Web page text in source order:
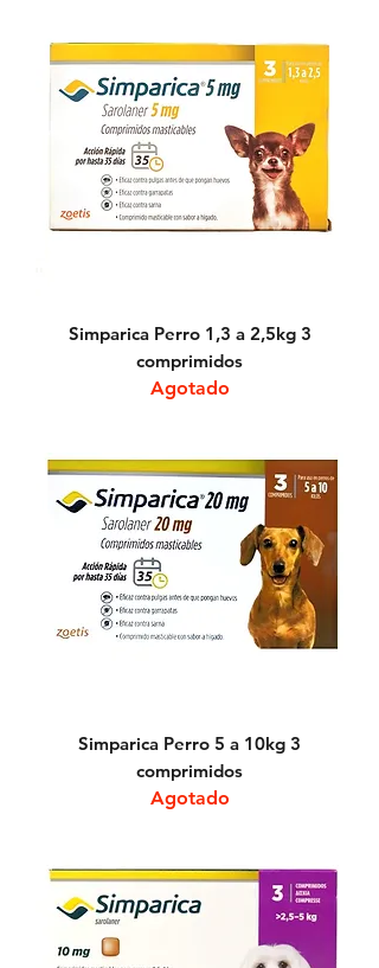
Simparica Perro 1,3 a 2,5kg 3
comprimidos
Agotado
Simparica Perro 5 a 10kg 3
comprimidos
Agotado